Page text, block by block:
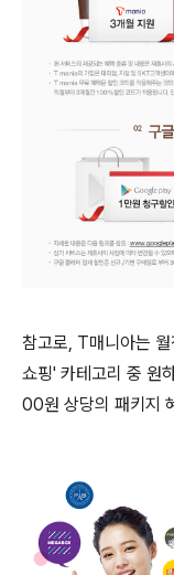
참고로, T매니아는 월
쇼핑' 카테고리 중 원
00원 상당의 패키지